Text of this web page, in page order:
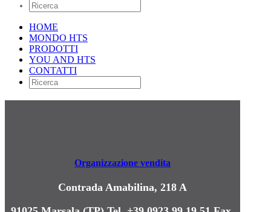
HOME
MONDO HTS
PRODOTTI
YOU AND HTS
CONTATTI
Organizzazione vendita
Contrada Amabilina, 218 A